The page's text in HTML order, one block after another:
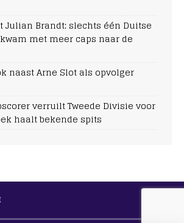
Julian Brandt: slechts één Duitse
met meer caps naar de
naast Arne Slot als opvolger
verruilt Tweede Divisie voor
haalt bekende spits